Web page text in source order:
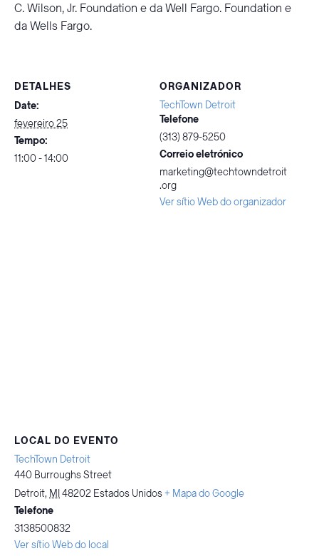
C. Wilson, Jr. Foundation e da Well Fargo. Foundation e
da Wells Fargo.
DETALHES
Date:
fevereiro 25
Tempo:
11:00 - 14:00
ORGANIZADOR
TechTown Detroit
Telefone
(313) 879-5250
Correio eletrónico
marketing@techtowndetroit
.org
Ver sítio Web do organizador
LOCAL DO EVENTO
TechTown Detroit
440 Burroughs Street
Detroit, MI48202 Estados Unidos+ Mapa do Google
Telefone
3138500832
Ver sítio Web do local